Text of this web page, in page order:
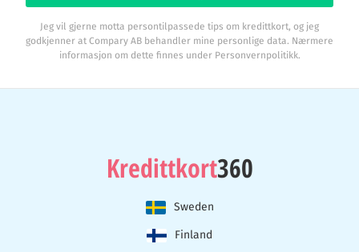
Jeg vil gjerne motta persontilpassede tips om kredittkort, og jeg
godkjenner at Compary AB behandler mine personlige data. Nærmere
informasjon om dette finnes under Personvernpolitikk.
Kredittkort360
Sweden
Finland